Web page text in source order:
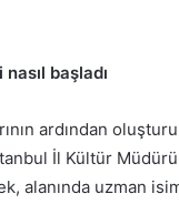
başladı
ardından
İl Kültür
alanında uzman